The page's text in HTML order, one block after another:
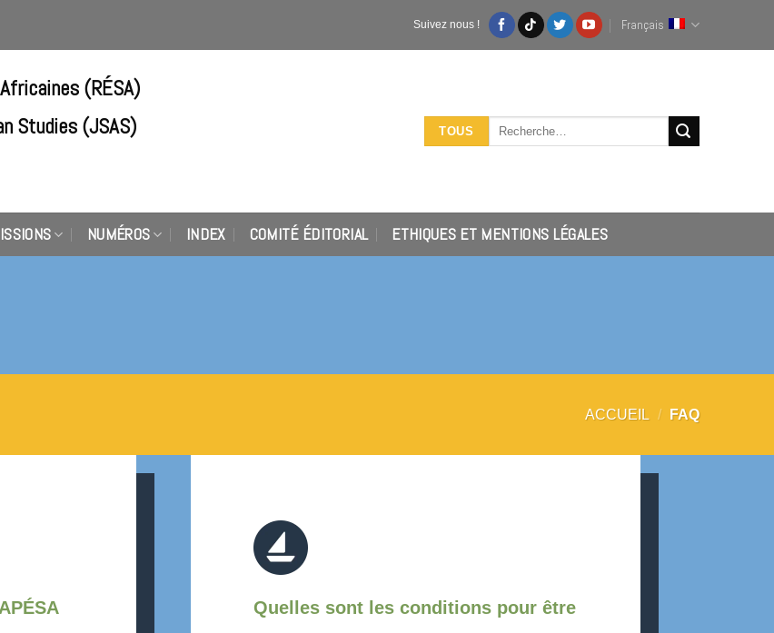
Suivez nous ! Français
(RÉSA)
Studies (JSAS)
TOUS
Recherche
NUMÉROS INDEX COMITÉ ÉDITORIAL ETHIQUES ET MENTIONS LÉGALES
ACCUEIL / FAQ
Quelles sont les conditions pour être